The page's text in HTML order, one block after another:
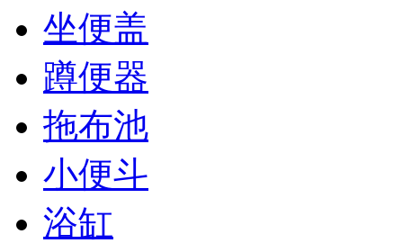
坐便盖
蹲便器
拖布池
小便斗
浴缸